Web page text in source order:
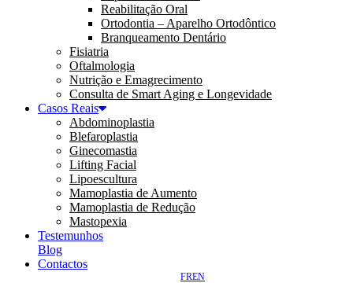
Reabilitação Oral
Ortodontia – Aparelho Ortodôntico
Branqueamento Dentário
Fisiatria
Oftalmologia
Nutrição e Emagrecimento
Consulta de Smart Aging e Longevidade
Casos Reais
Abdominoplastia
Blefaroplastia
Ginecomastia
Lifting Facial
Lipoescultura
Mamoplastia de Aumento
Mamoplastia de Redução
Mastopexia
Testemunhos
Blog
Contactos
EN
FR